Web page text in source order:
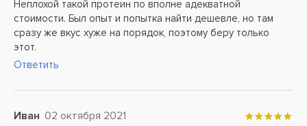
Неплохой такой протеин по вполне адекватной
стоимости. Был опыт и попытка найти дешевле, но там
сразу же вкус хуже на порядок, поэтому беру только
этот.
Ответить
Иван 02 октября 2021